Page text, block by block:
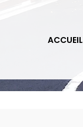
ACCUEIL